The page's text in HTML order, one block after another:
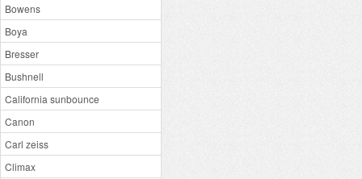
Bowens
Boya
Bresser
Bushnell
California sunbounce
Canon
Carl zeiss
Climax